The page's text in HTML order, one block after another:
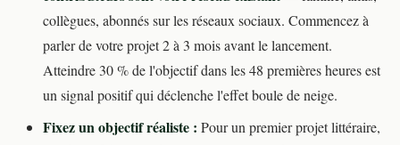
collègues, abonnés sur les réseaux sociaux. Commencez à
parler de votre projet 2 à 3 mois avant le lancement.
Atteindre 30 % de l'objectif dans les 48 premières heures est
un signal positif qui déclenche l'effet boule de neige.
Fixez un objectif réaliste : Pour un premier projet littéraire,